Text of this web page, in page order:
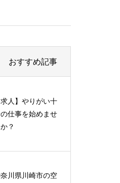
おすすめ記事
求人】やりがい十
仕事を始めませ
？
川県川崎市の空